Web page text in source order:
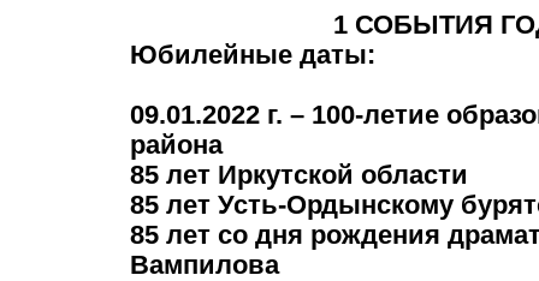
1 СОБЫТИЯ
Юбилейные даты:
09.01.2022 г. – 100-летие
района
85 лет Иркутской области
85 лет Усть-Ордынскому
85 лет со дня рождения
Вампилова